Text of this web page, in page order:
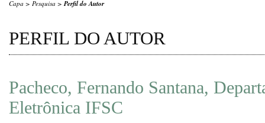
Capa > Pesquisa >Perfil do Autor
PERFIL DO AUTOR
Pacheco, Fernando Santana,
Eletrônica IFSC